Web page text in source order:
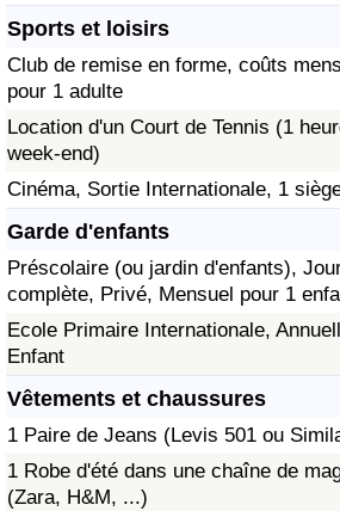
Sports et loisirs
Club de remise en forme, coûts
pour 1 adulte
Location d'un Court de Tennis (1
week-end)
Cinéma, Sortie Internationale, 1
Garde d'enfants
Préscolaire (ou jardin d'enfants),
complète, Privé, Mensuel pour 1
Ecole Primaire Internationale,
Enfant
Vêtements et chaussures
1 Paire de Jeans (Levis 501 ou
1 Robe d'été dans une chaîne de
(Zara, H&M, ...)